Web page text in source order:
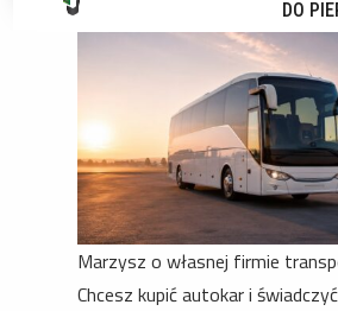
DO
Marzysz o własnej firmie
Chcesz kupić autokar i